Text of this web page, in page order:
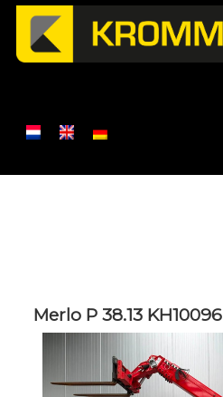
Merlo P 38.13 KH10096